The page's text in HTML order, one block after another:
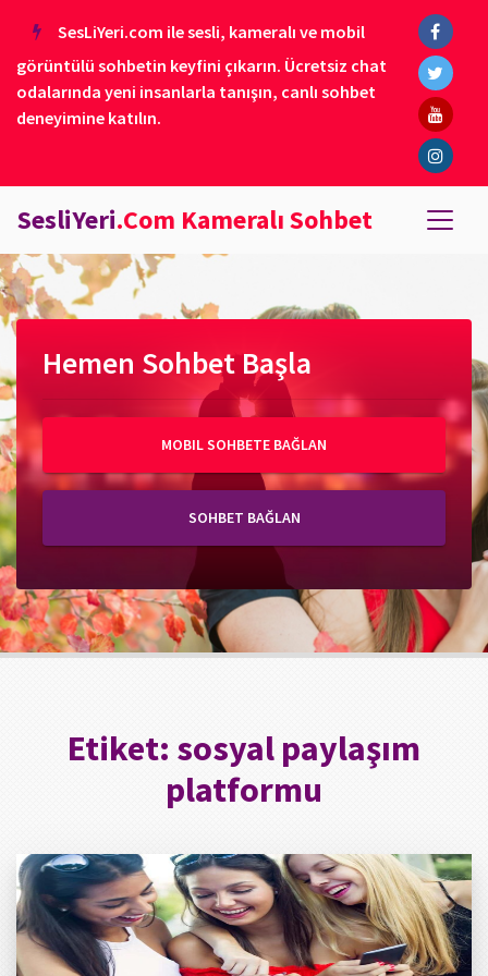
SesLiYeri.com ile sesli, kameralı ve mobil
görüntülü sohbetin keyfini çıkarın. Ücretsiz chat
odalarında yeni insanlarla tanışın, canlı sohbet
deneyimine katılın.
SesliYeri.Com Kameralı Sohbet
Hemen Sohbet Başla
MOBIL SOHBETE BAĞLAN
SOHBET BAĞLAN
Etiket: sosyal paylaşım
platformu